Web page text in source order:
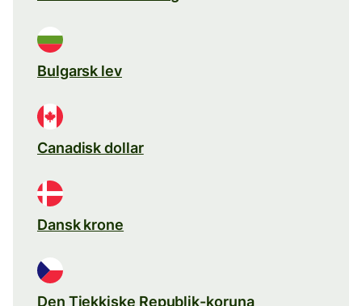
Bulgarsk lev
Canadisk dollar
Dansk krone
Den Tjekkiske Republik-koruna